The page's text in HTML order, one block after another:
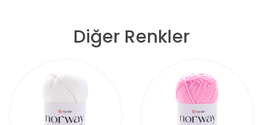
Diğer Renkler